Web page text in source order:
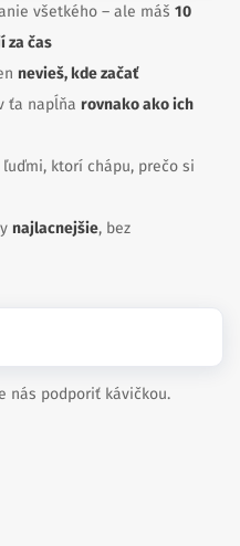
všetkého – ale máš 10
za čas
nevieš, kde začať
ťa napĺňa rovnako ako ich
ktorí chápu, prečo si
najlacnejšie, bez
nás podporiť kávičkou.